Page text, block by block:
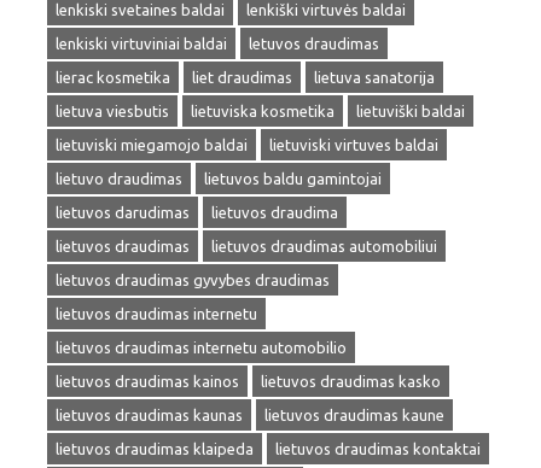
lenkiski svetaines baldai
lenkiški virtuvės baldai
lenkiski virtuviniai baldai
letuvos draudimas
lierac kosmetika
liet draudimas
lietuva sanatorija
lietuva viesbutis
lietuviska kosmetika
lietuviški baldai
lietuviski miegamojo baldai
lietuviski virtuves baldai
lietuvo draudimas
lietuvos baldu gamintojai
lietuvos darudimas
lietuvos draudima
lietuvos draudimas
lietuvos draudimas automobiliui
lietuvos draudimas gyvybes draudimas
lietuvos draudimas internetu
lietuvos draudimas internetu automobilio
lietuvos draudimas kainos
lietuvos draudimas kasko
lietuvos draudimas kaunas
lietuvos draudimas kaune
lietuvos draudimas klaipeda
lietuvos draudimas kontaktai